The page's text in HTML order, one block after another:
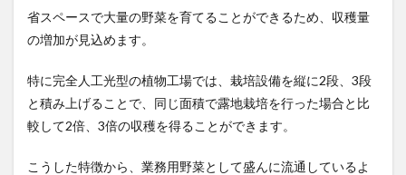
省スペースで大量の野菜を育てることができるため、収穫量
の増加が見込めます。
特に完全人工光型の植物工場では、栽培設備を縦に2段、3段
と積み上げることで、同じ面積で露地栽培を行った場合と比
較して2倍、3倍の収穫を得ることができます。
こうした特徴から、業務用野菜として盛んに流通しているよ